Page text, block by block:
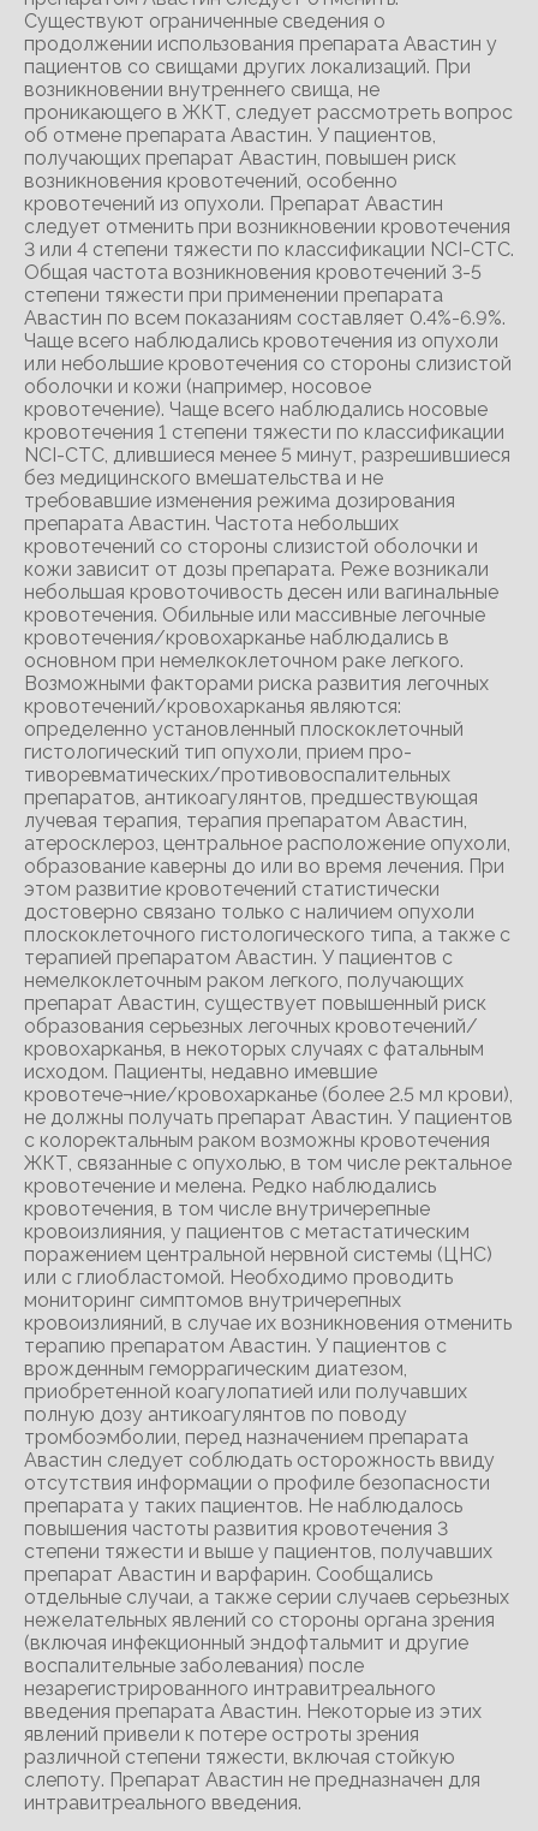
Существуют ограниченные сведения о
продолжении использования препарата Авастин у
пациентов со свищами других локализаций. При
возникновении внутреннего свища, не
проникающего в ЖКТ, следует рассмотреть вопрос
об отмене препарата Авастин. У пациентов,
получающих препарат Авастин, повышен риск
возникновения кровотечений, особенно
кровотечений из опухоли. Препарат Авастин
следует отменить при возникновении кровотечения
3 или 4 степени тяжести по классификации NCI-CTC.
Общая частота возникновения кровотечений 3-5
степени тяжести при применении препарата
Авастин по всем показаниям составляет 0.4%-6.9%.
Чаще всего наблюдались кровотечения из опухоли
или небольшие кровотечения со стороны слизистой
оболочки и кожи (например, носовое
кровотечение). Чаще всего наблюдались носовые
кровотечения 1 степени тяжести по классификации
NCI-CTC, длившиеся менее 5 минут, разрешившиеся
без медицинского вмешательства и не
требовавшие изменения режима дозирования
препарата Авастин. Частота небольших
кровотечений со стороны слизистой оболочки и
кожи зависит от дозы препарата. Реже возникали
небольшая кровоточивость десен или вагинальные
кровотечения. Обильные или массивные легочные
кровотечения/кровохарканье наблюдались в
основном при немелкоклеточном раке легкого.
Возможными факторами риска развития легочных
кровотечений/кровохарканья являются:
определенно установленный плоскоклеточный
гистологический тип опухоли, прием про-
тиворевматических/противовоспалительных
препаратов, антикоагулянтов, предшествующая
лучевая терапия, терапия препаратом Авастин,
атеросклероз, центральное расположение опухоли,
образование каверны до или во время лечения. При
этом развитие кровотечений статистически
достоверно связано только с наличием опухоли
плоскоклеточного гистологического типа, а также с
терапией препаратом Авастин. У пациентов с
немелкоклеточным раком легкого, получающих
препарат Авастин, существует повышенный риск
образования серьезных легочных кровотечений/
кровохарканья, в некоторых случаях с фатальным
исходом. Пациенты, недавно имевшие
кровотече¬ние/кровохарканье (более 2.5 мл крови),
не должны получать препарат Авастин. У пациентов
с колоректальным раком возможны кровотечения
ЖКТ, связанные с опухолью, в том числе ректальное
кровотечение и мелена. Редко наблюдались
кровотечения, в том числе внутричерепные
кровоизлияния, у пациентов с метастатическим
поражением центральной нервной системы (ЦНС)
или с глиобластомой. Необходимо проводить
мониторинг симптомов внутричерепных
кровоизлияний, в случае их возникновения отменить
терапию препаратом Авастин. У пациентов с
врожденным геморрагическим диатезом,
приобретенной коагулопатией или получавших
полную дозу антикоагулянтов по поводу
тромбоэмболии, перед назначением препарата
Авастин следует соблюдать осторожность ввиду
отсутствия информации о профиле безопасности
препарата у таких пациентов. Не наблюдалось
повышения частоты развития кровотечения 3
степени тяжести и выше у пациентов, получавших
препарат Авастин и варфарин. Сообщались
отдельные случаи, а также серии случаев серьезных
нежелательных явлений со стороны органа зрения
(включая инфекционный эндофтальмит и другие
воспалительные заболевания) после
незарегистрированного интравитреального
введения препарата Авастин. Некоторые из этих
явлений привели к потере остроты зрения
различной степени тяжести, включая стойкую
слепоту. Препарат Авастин не предназначен для
интравитреального введения.